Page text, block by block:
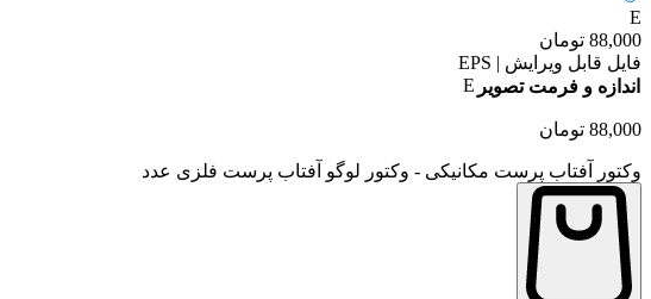
E
88,000 تومان
فایل قابل ویرایش | EPS
اندازه و فرمت تصویر E
88,000 تومان
وکتور آفتاب پرست مکانیکی - وکتور لوگو آفتاب پرست فلزی عدد